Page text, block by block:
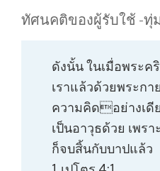
ทัศนคติของผู้รับใช้ -ทุ่
ดังนั้น ในเมื่อพระค
เราแล้วด้วยพระก
ความคิดอย่างเดี
เป็นอาวุธด้วย เพร
ก็จบสิ้นกับบาปแล้ว